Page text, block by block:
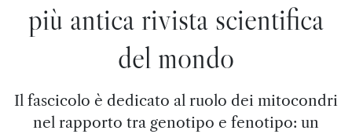
più antica rivista scientifica
del mondo
Il fascicolo è dedicato al ruolo dei mitocondri
nel rapporto tra genotipo e fenotipo: un